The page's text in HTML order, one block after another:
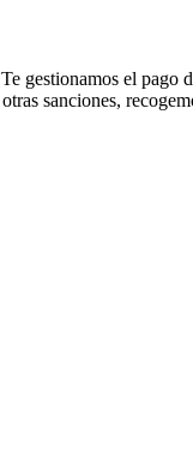
Te gestionamos el pago
otras sanciones,